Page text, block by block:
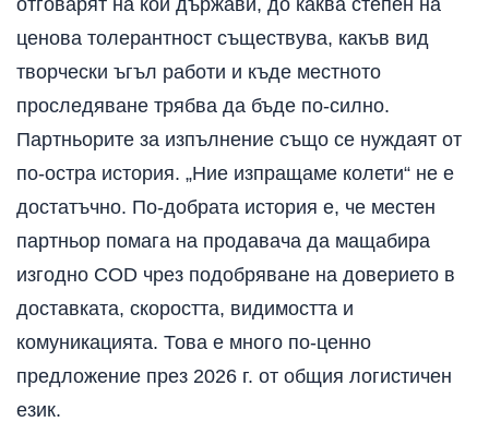
отговарят на кои държави, до каква степен на
ценова толерантност съществува, какъв вид
творчески ъгъл работи и къде местното
проследяване трябва да бъде по-силно.
Партньорите за изпълнение също се нуждаят от
по-остра история. „Ние изпращаме колети“ не е
достатъчно. По-добрата история е, че местен
партньор помага на продавача да мащабира
изгодно COD чрез подобряване на доверието в
доставката, скоростта, видимостта и
комуникацията. Това е много по-ценно
предложение през 2026 г. от общия логистичен
език.